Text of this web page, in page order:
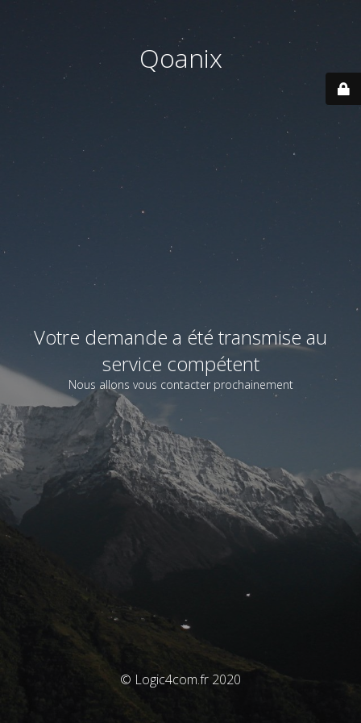
Qoanix
Votre demande a été transmise au
service compétent
Nous allons vous contacter prochainement
© Logic4com.fr 2020